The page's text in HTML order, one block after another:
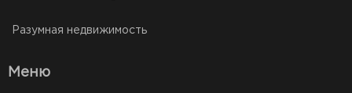
Разумная недвижимость
Меню